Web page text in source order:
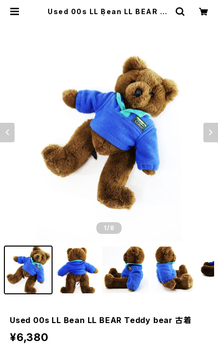
Used 00s LL Bean LL BEAR Te
1/8
Used 00s LL Bean LL BEAR Teddy bear 古着
¥6,380